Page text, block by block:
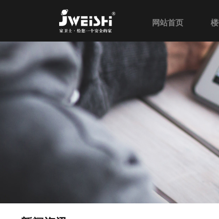
网站首页